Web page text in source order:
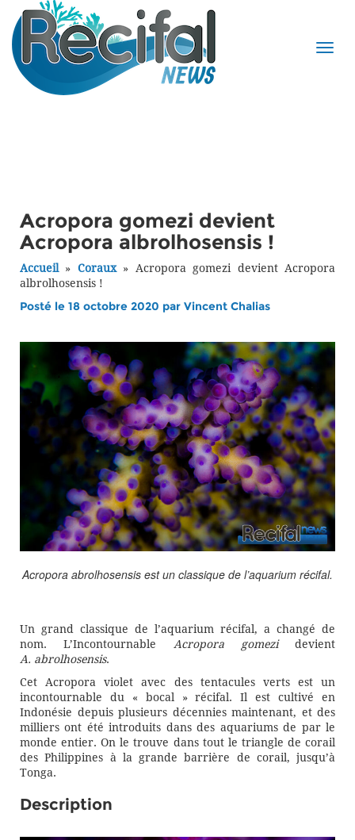
Acropora gomezi devient
Acropora albrolhosensis !
Accueil» Coraux» Acropora gomezi devient Acropora
albrolhosensis !
Posté le 18 octobre 2020 par Vincent Chalias
Acropora abrolhosensis est un classique de l’aquarium récifal.
Un grand classique de l’aquarium récifal, a changé de
nom. L’Incontournable Acropora gomezidevient
A. abrolhosensis.
Cet Acropora violet avec des tentacules verts est un
incontournable du « bocal » récifal. Il est cultivé en
Indonésie depuis plusieurs décennies maintenant, et des
milliers ont été introduits dans des aquariums de par le
monde entier. On le trouve dans tout le triangle de corail
des Philippines à la grande barrière de corail, jusqu’à
Tonga.
Description